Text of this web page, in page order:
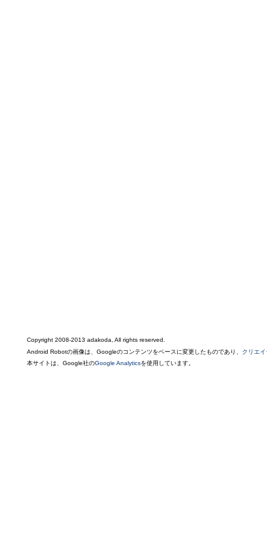
Copyright 2008-2013 adakoda, All rights reserved.
Android Robotの画像は、Googleのコンテンツをベースに変更したものであり、 クリエ
本サイトは、Google社のGoogle Analyticsを使用しています。